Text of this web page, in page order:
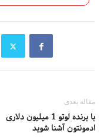
مقاله بعدی
با برنده لوتو 1 میلیون دلاری
ادمونتون آشنا شوید